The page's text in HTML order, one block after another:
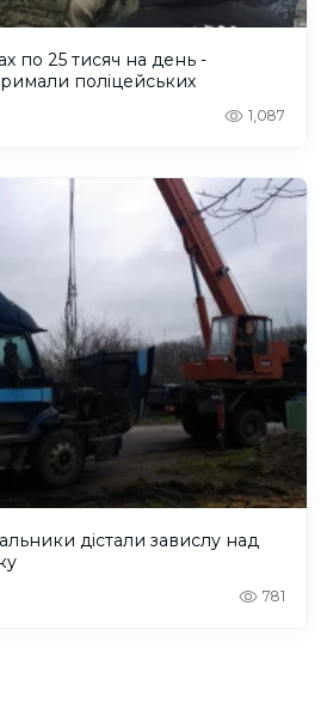
по 25 тисяч на день -
поліцейських
1,087
дістали завислу над
781